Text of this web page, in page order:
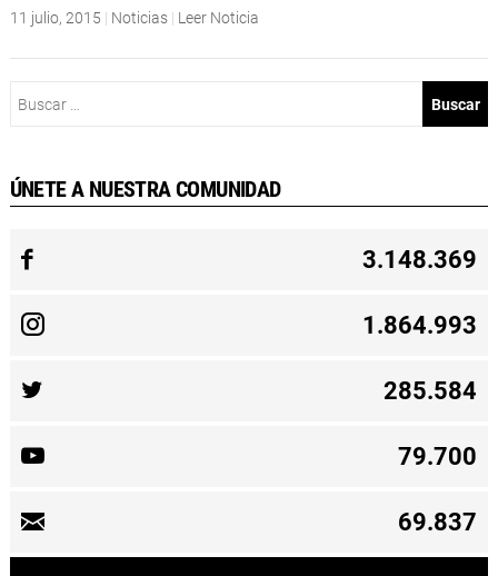
11 julio, 2015 | Noticias | Leer Noticia
ÚNETE A NUESTRA COMUNIDAD
3.148.369
1.864.993
285.584
79.700
69.837